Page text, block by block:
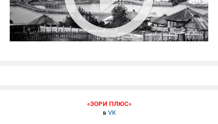
«ЗОРИ ПЛЮС»
в VK